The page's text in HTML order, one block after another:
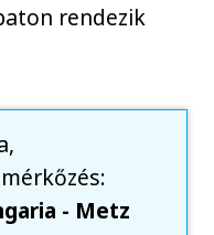
rendezik
- Metz